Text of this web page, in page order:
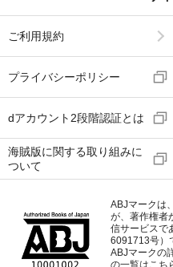
ご利用規約
プライバシーポリシー
dアカウント2段階認証とは
海賊版に関する取り組みに
ついて
ABJマークは
が、著作権者
信サービスで
6091713号）
ABJマークの
の一覧はこち